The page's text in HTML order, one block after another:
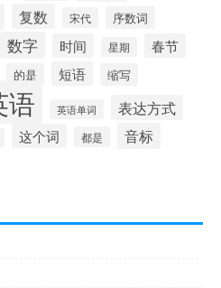
复数 宋代
序数词
数字 时间 星期 春节
的是 短语 缩写
语 英语单词 表达方式
这个词 都是 音标